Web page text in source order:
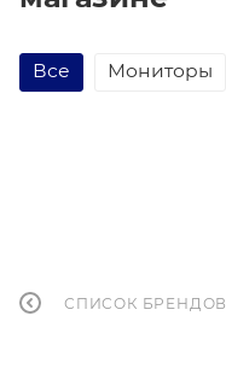
Все Мониторы
СПИСОК БРЕНДОВ